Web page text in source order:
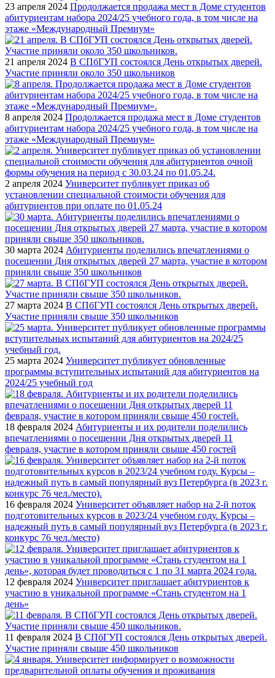
23 апреля 2024 Продолжается продажа мест в Доме студентов
абитуриентам набора 2024/25 учебного года, в том числе на
этаже «Международный Премиум»
21 апреля 2024 В СПбГУП состоялся День открытых дверей.
Участие приняли около 350 школьников
8 апреля 2024 Продолжается продажа мест в Доме студентов
абитуриентам набора 2024/25 учебного года, в том числе на
этаже «Международный Премиум»
2 апреля 2024 Университет публикует приказ об
установлении специальной стоимости обучения для
абитуриентов при оплате по 01.05.24
30 марта 2024 Абитуриенты поделились впечатлениями о
посещении Дня открытых дверей 27 марта, участие в котором
приняли свыше 350 школьников
27 марта 2024 В СПбГУП состоялся День открытых дверей.
Участие приняли свыше 350 школьников
25 марта 2024 Университет публикует обновленные
программы вступительных испытаний для абитуриентов на
2024/25 учебный год
18 февраля 2024 Абитуриенты и их родители поделились
впечатлениями о посещении Дня открытых дверей 11
февраля, участие в котором приняли свыше 450 гостей
16 февраля 2024 Университет объявляет набор на 2-й поток
подготовительных курсов в 2023/24 учебном году. Курсы –
надежный путь в самый популярный вуз Петербурга (в 2023 г.
конкурс 76 чел./место)
12 февраля 2024 Университет приглашает абитуриентов к
участию в уникальной программе «Стань студентом на 1
день»
11 февраля 2024 В СПбГУП состоялся День открытых дверей.
Участие приняли свыше 450 школьников